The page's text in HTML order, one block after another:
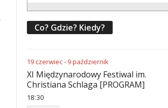
Co? Gdzie? Kiedy?
19czerwiec- 9październik
XI Międzynarodowy Festiwal im.
Christiana Schlaga [PROGRAM]
18:30